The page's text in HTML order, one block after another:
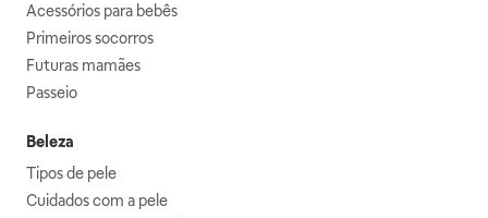
Acessórios para bebês
Primeiros socorros
Futuras mamães
Passeio
Beleza
Tipos de pele
Cuidados com a pele